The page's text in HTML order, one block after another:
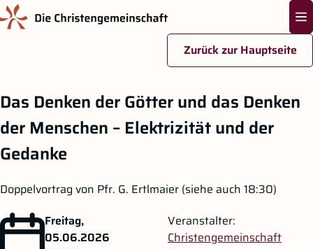
Zurück zur Hauptseite
Das Denken der Götter und das Denken
der Menschen – Elektrizität und der
Gedanke
Doppelvortrag von Pfr. G. Ertlmaier (siehe auch 18:30)
Freitag,
05.06.2026
Veranstalter:
Christengemeinschaft